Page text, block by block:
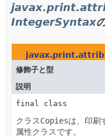
IntegerSyntax
修飾子と型
説明
final class
クラスCopiesは、印刷
属性クラスです。